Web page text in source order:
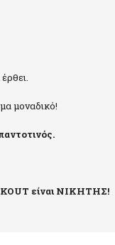
μοναδικό!
είναι ΝΙΚΗΤΗΣ!